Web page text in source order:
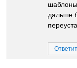
дальше